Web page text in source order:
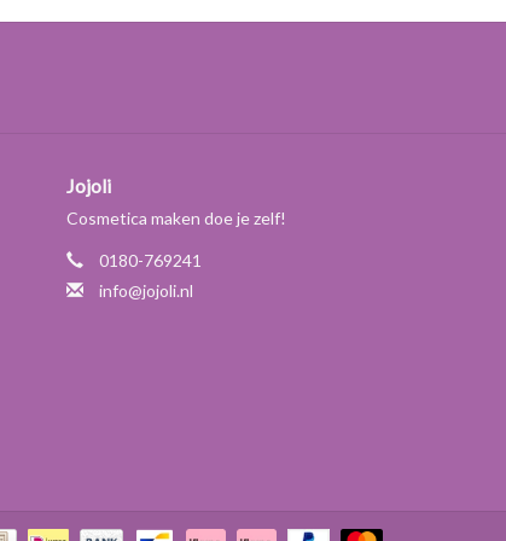
Jojoli
Cosmetica maken doe je zelf!
0180-769241
info@jojoli.nl